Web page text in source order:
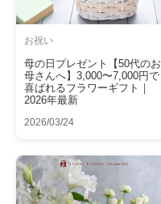
お祝い
母の日プレゼント【50代のお
母さんへ】3,000〜7,000円で
喜ばれるフラワーギフト｜
2026年最新
2026/03/24